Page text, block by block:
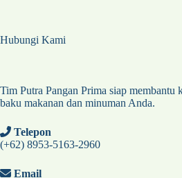
Hubungi Kami
Tim Putra Pangan Prima siap membantu
baku makanan dan minuman Anda.
Telepon
(+62) 8953-5163-2960
Email